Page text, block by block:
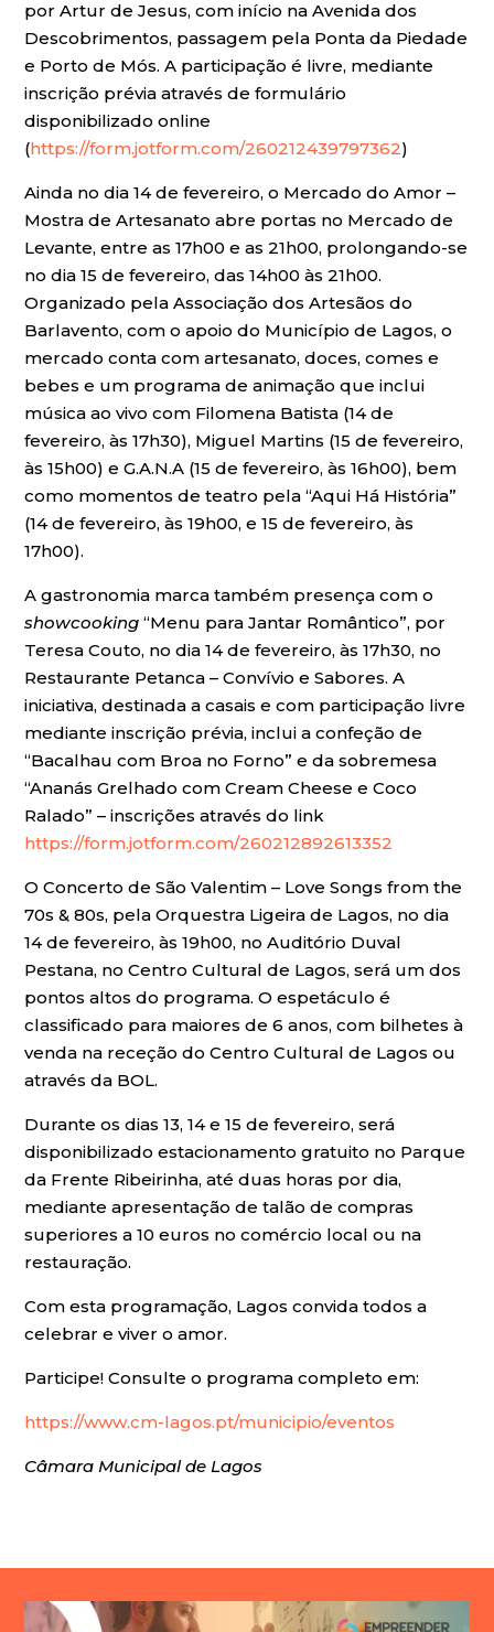
por Artur de Jesus, com início na Avenida dos
Descobrimentos, passagem pela Ponta da Piedade
e Porto de Mós. A participação é livre, mediante
inscrição prévia através de formulário
disponibilizado online
(https://form.jotform.com/260212439797362)
Ainda no dia 14 de fevereiro, o Mercado do Amor –
Mostra de Artesanato abre portas no Mercado de
Levante, entre as 17h00 e as 21h00, prolongando-se
no dia 15 de fevereiro, das 14h00 às 21h00.
Organizado pela Associação dos Artesãos do
Barlavento, com o apoio do Município de Lagos, o
mercado conta com artesanato, doces, comes e
bebes e um programa de animação que inclui
música ao vivo com Filomena Batista (14 de
fevereiro, às 17h30), Miguel Martins (15 de fevereiro,
às 15h00) e G.A.N.A (15 de fevereiro, às 16h00), bem
como momentos de teatro pela “Aqui Há História”
(14 de fevereiro, às 19h00, e 15 de fevereiro, às
17h00).
A gastronomia marca também presença com o
showcooking “Menu para Jantar Romântico”, por
Teresa Couto, no dia 14 de fevereiro, às 17h30, no
Restaurante Petanca – Convívio e Sabores. A
iniciativa, destinada a casais e com participação livre
mediante inscrição prévia, inclui a confeção de
“Bacalhau com Broa no Forno” e da sobremesa
“Ananás Grelhado com Cream Cheese e Coco
Ralado” – inscrições através do link
https://form.jotform.com/260212892613352
O Concerto de São Valentim – Love Songs from the
70s & 80s, pela Orquestra Ligeira de Lagos, no dia
14 de fevereiro, às 19h00, no Auditório Duval
Pestana, no Centro Cultural de Lagos, será um dos
pontos altos do programa. O espetáculo é
classificado para maiores de 6 anos, com bilhetes à
venda na receção do Centro Cultural de Lagos ou
através da BOL.
Durante os dias 13, 14 e 15 de fevereiro, será
disponibilizado estacionamento gratuito no Parque
da Frente Ribeirinha, até duas horas por dia,
mediante apresentação de talão de compras
superiores a 10 euros no comércio local ou na
restauração.
Com esta programação, Lagos convida todos a
celebrar e viver o amor.
Participe! Consulte o programa completo em:
https://www.cm-lagos.pt/municipio/eventos
Câmara Municipal de Lagos